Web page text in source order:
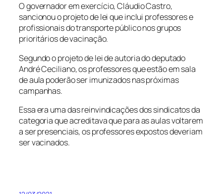
O governador em exercício, Cláudio Castro,
sancionou o projeto de lei que inclui professores e
profissionais do transporte público nos grupos
prioritários de vacinação.
Segundo o projeto de lei de autoria do deputado
André Ceciliano, os professores que estão em sala
de aula poderão ser imunizados nas próximas
campanhas.
Essa era uma das reinvindicações dos sindicatos da
categoria que acreditava que para as aulas voltarem
a ser presenciais, os professores expostos deveriam
ser vacinados.